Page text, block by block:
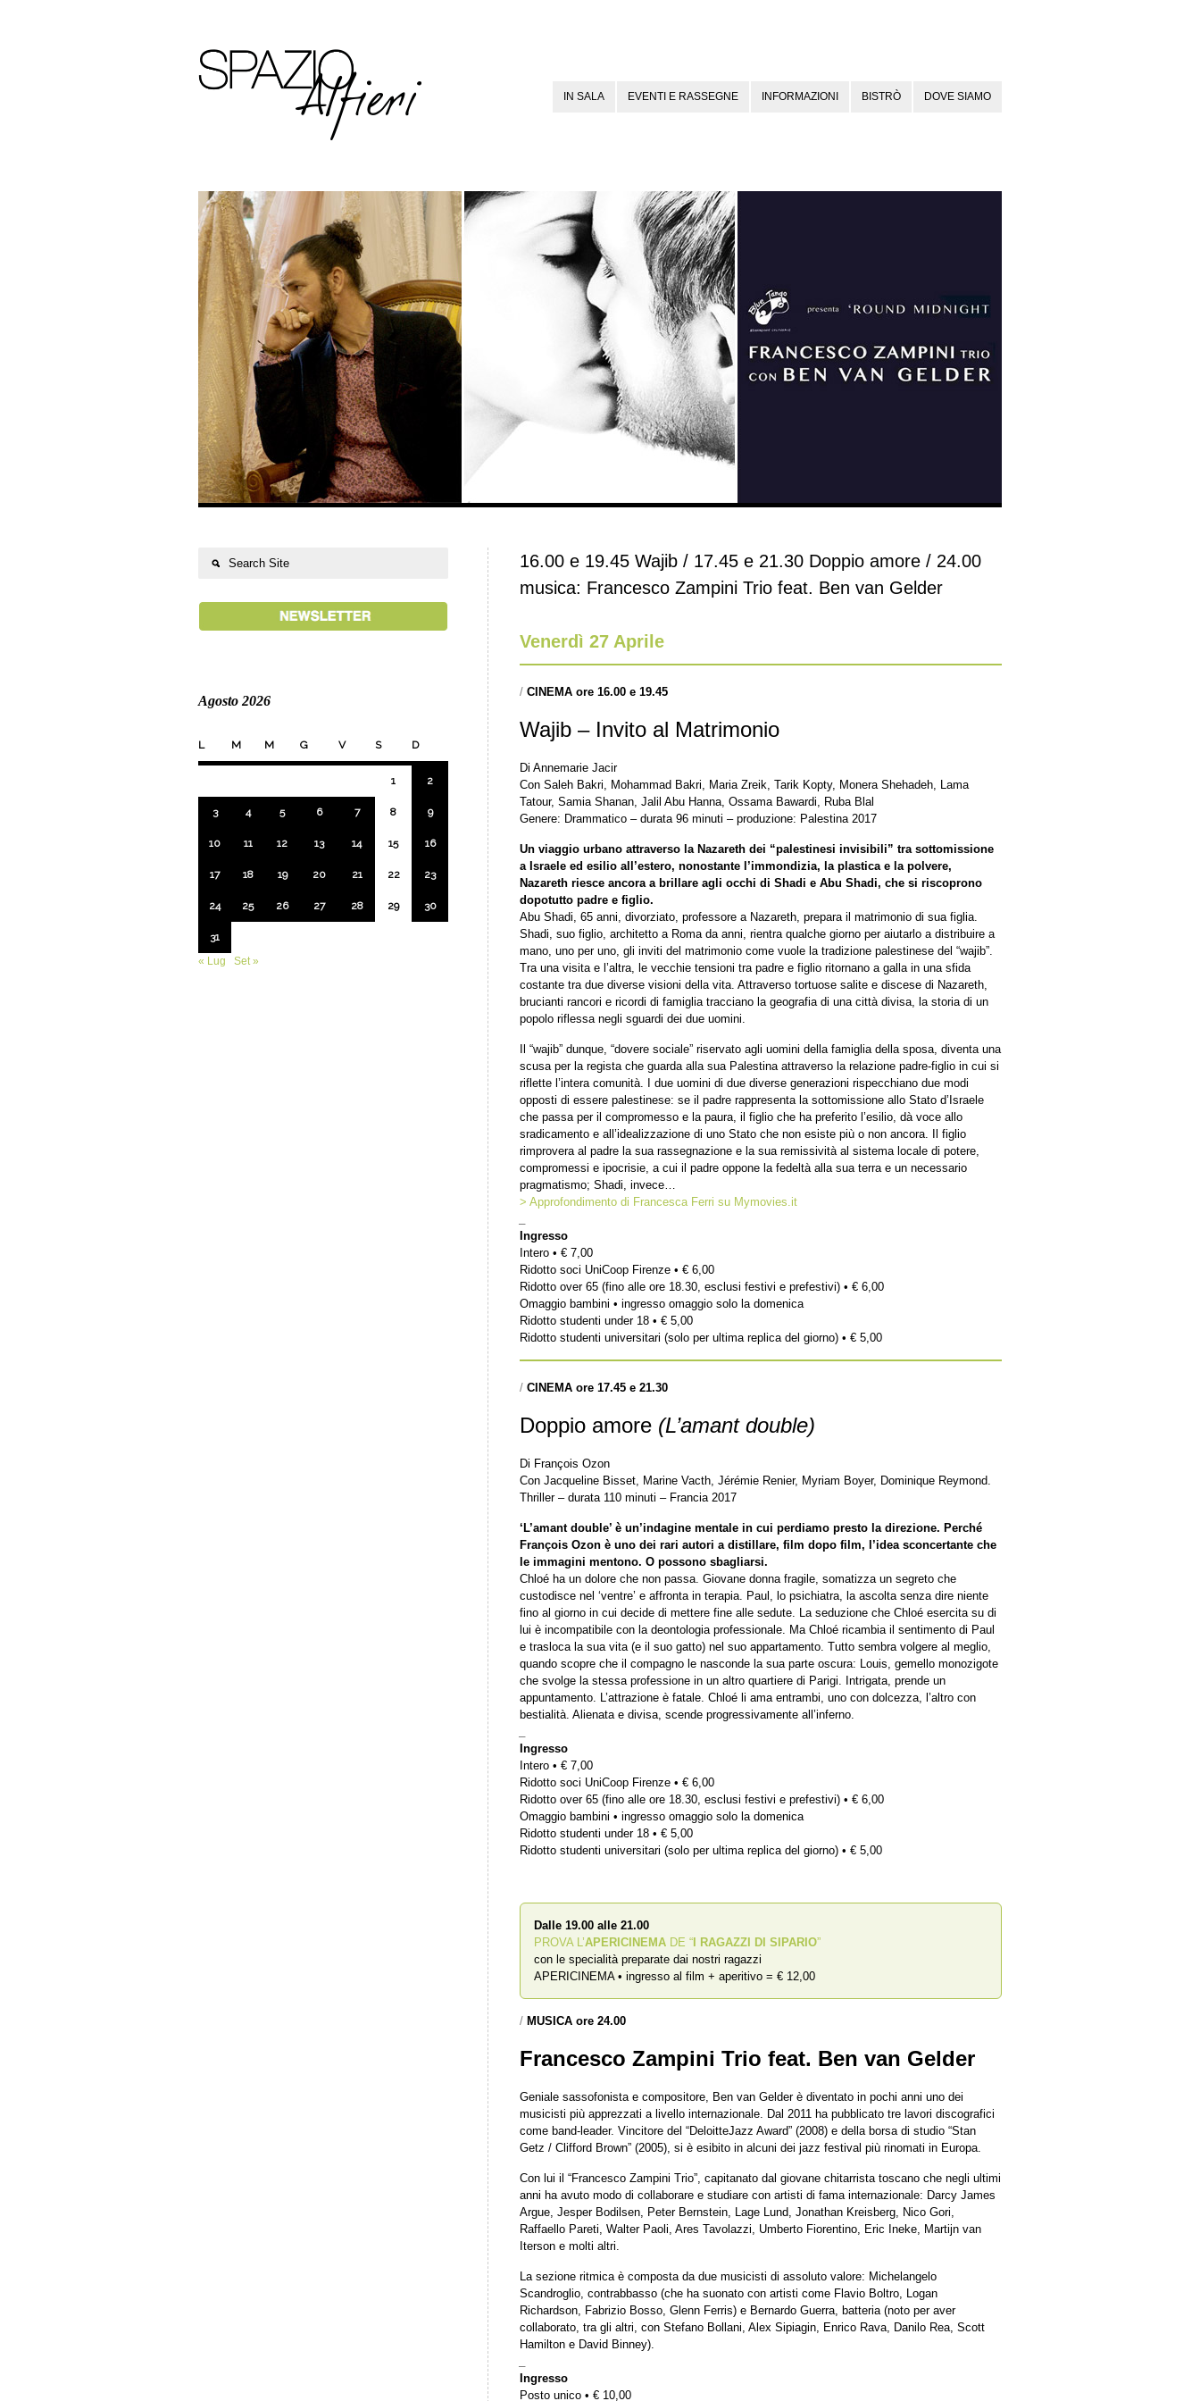
IN SALA EVENTI E RASSEGNE INFORMAZIONI BISTRÒ DOVE SIAMO
16.00 e 19.45 Wajib / 17.45 e 21.30 Doppio amore / 24.00
musica: Francesco Zampini Trio feat. Ben van Gelder
Venerdì 27 Aprile
/ CINEMA ore 16.00 e 19.45
Wajib – Invito al Matrimonio
Di Annemarie Jacir
Con Saleh Bakri, Mohammad Bakri, Maria Zreik, Tarik Kopty, Monera Shehadeh, Lama
Tatour, Samia Shanan, Jalil Abu Hanna, Ossama Bawardi, Ruba Blal
Genere: Drammatico – durata 96 minuti – produzione: Palestina 2017
Un viaggio urbano attraverso la Nazareth dei “palestinesi invisibili” tra sottomissione
a Israele ed esilio all’estero, nonostante l’immondizia, la plastica e la polvere,
Nazareth riesce ancora a brillare agli occhi di Shadi e Abu Shadi, che si riscoprono
dopotutto padre e figlio.
Abu Shadi, 65 anni, divorziato, professore a Nazareth, prepara il matrimonio di sua figlia.
Shadi, suo figlio, architetto a Roma da anni, rientra qualche giorno per aiutarlo a distribuire a
mano, uno per uno, gli inviti del matrimonio come vuole la tradizione palestinese del “wajib”.
Tra una visita e l’altra, le vecchie tensioni tra padre e figlio ritornano a galla in una sfida
costante tra due diverse visioni della vita. Attraverso tortuose salite e discese di Nazareth,
brucianti rancori e ricordi di famiglia tracciano la geografia di una città divisa, la storia di un
popolo riflessa negli sguardi dei due uomini.
Il “wajib” dunque, “dovere sociale” riservato agli uomini della famiglia della sposa, diventa una
scusa per la regista che guarda alla sua Palestina attraverso la relazione padre-figlio in cui si
riflette l’intera comunità. I due uomini di due diverse generazioni rispecchiano due modi
opposti di essere palestinese: se il padre rappresenta la sottomissione allo Stato d’Israele
che passa per il compromesso e la paura, il figlio che ha preferito l’esilio, dà voce allo
sradicamento e all’idealizzazione di uno Stato che non esiste più o non ancora. Il figlio
rimprovera al padre la sua rassegnazione e la sua remissività al sistema locale di potere,
compromessi e ipocrisie, a cui il padre oppone la fedeltà alla sua terra e un necessario
pragmatismo; Shadi, invece…
> Approfondimento di Francesca Ferri su Mymovies.it
Ingresso
Intero • € 7,00
Ridotto soci UniCoop Firenze • € 6,00
Ridotto over 65 (fino alle ore 18.30, esclusi festivi e prefestivi) • € 6,00
Omaggio bambini • ingresso omaggio solo la domenica
Ridotto studenti under 18 • € 5,00
Ridotto studenti universitari (solo per ultima replica del giorno) • € 5,00
/ CINEMA ore 17.45 e 21.30
Doppio amore (L’amant double)
Di François Ozon
Con Jacqueline Bisset, Marine Vacth, Jérémie Renier, Myriam Boyer, Dominique Reymond.
Thriller – durata 110 minuti – Francia 2017
‘L’amant double’ è un’indagine mentale in cui perdiamo presto la direzione. Perché
François Ozon è uno dei rari autori a distillare, film dopo film, l’idea sconcertante che
le immagini mentono. O possono sbagliarsi.
Chloé ha un dolore che non passa. Giovane donna fragile, somatizza un segreto che
custodisce nel ‘ventre’ e affronta in terapia. Paul, lo psichiatra, la ascolta senza dire niente
fino al giorno in cui decide di mettere fine alle sedute. La seduzione che Chloé esercita su di
lui è incompatibile con la deontologia professionale. Ma Chloé ricambia il sentimento di Paul
e trasloca la sua vita (e il suo gatto) nel suo appartamento. Tutto sembra volgere al meglio,
quando scopre che il compagno le nasconde la sua parte oscura: Louis, gemello monozigote
che svolge la stessa professione in un altro quartiere di Parigi. Intrigata, prende un
appuntamento. L’attrazione è fatale. Chloé li ama entrambi, uno con dolcezza, l’altro con
bestialità. Alienata e divisa, scende progressivamente all’inferno.
Ingresso
Intero • € 7,00
Ridotto soci UniCoop Firenze • € 6,00
Ridotto over 65 (fino alle ore 18.30, esclusi festivi e prefestivi) • € 6,00
Omaggio bambini • ingresso omaggio solo la domenica
Ridotto studenti under 18 • € 5,00
Ridotto studenti universitari (solo per ultima replica del giorno) • € 5,00
Dalle 19.00 alle 21.00
PROVA L’APERICINEMA DE “ I RAGAZZI DI SIPARIO”
con le specialità preparate dai nostri ragazzi
APERICINEMA • ingresso al film + aperitivo = € 12,00
/ MUSICA ore 24.00
Francesco Zampini Trio feat. Ben van Gelder
Geniale sassofonista e compositore, Ben van Gelder è diventato in pochi anni uno dei
musicisti più apprezzati a livello internazionale. Dal 2011 ha pubblicato tre lavori discografici
come band-leader. Vincitore del “DeloitteJazz Award” (2008) e della borsa di studio “Stan
Getz / Clifford Brown” (2005), si è esibito in alcuni dei jazz festival più rinomati in Europa.
Con lui il “Francesco Zampini Trio”, capitanato dal giovane chitarrista toscano che negli ultimi
anni ha avuto modo di collaborare e studiare con artisti di fama internazionale: Darcy James
Argue, Jesper Bodilsen, Peter Bernstein, Lage Lund, Jonathan Kreisberg, Nico Gori,
Raffaello Pareti, Walter Paoli, Ares Tavolazzi, Umberto Fiorentino, Eric Ineke, Martijn van
Iterson e molti altri.
La sezione ritmica è composta da due musicisti di assoluto valore: Michelangelo
Scandroglio, contrabbasso (che ha suonato con artisti come Flavio Boltro, Logan
Richardson, Fabrizio Bosso, Glenn Ferris) e Bernardo Guerra, batteria (noto per aver
collaborato, tra gli altri, con Stefano Bollani, Alex Sipiagin, Enrico Rava, Danilo Rea, Scott
Hamilton e David Binney).
Ingresso
Posto unico • € 10,00
Agosto 2026
L M M G V S D
1 2
3 4 5 6 7 8 9
10 11 12 13 14 15 16
17 18 19 20 21 22 23
24 25 26 27 28 29 30
31
« Lug
Set »